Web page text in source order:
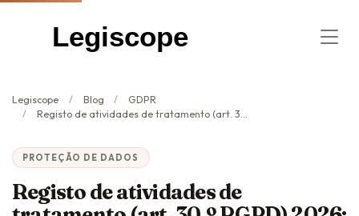
Legiscope
Legiscope Blog
GDPR
Registo de atividades de tratamento (art. 30.º RGPD) 2026: guia + modelo
PROTEÇÃO DE DADOS
Registo de atividades de